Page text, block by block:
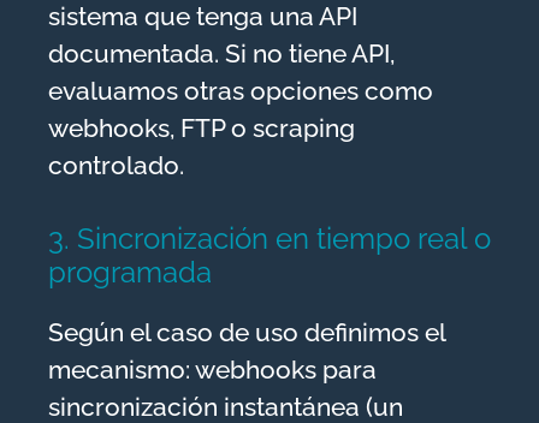
sistema que tenga una API
documentada. Si no tiene API,
evaluamos otras opciones como
webhooks, FTP o scraping
controlado.
3. Sincronización en tiempo real o
programada
Según el caso de uso definimos el
mecanismo: webhooks para
sincronización instantánea (un